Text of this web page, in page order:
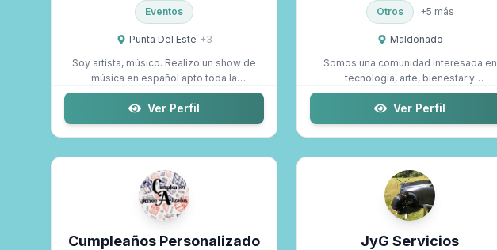
Eventos
Punta Del Este +3
Soy artista, músico. Realizo un show de
música en español apto toda la
familia....
Ver Perfil
Otros +5 más
Maldonado
Somos una comunidad interesada en
tecnología, arte, bienestar y
sustentabilidad....
Ver Perfil
Cumpleaños Personalizado
JyG Servicios